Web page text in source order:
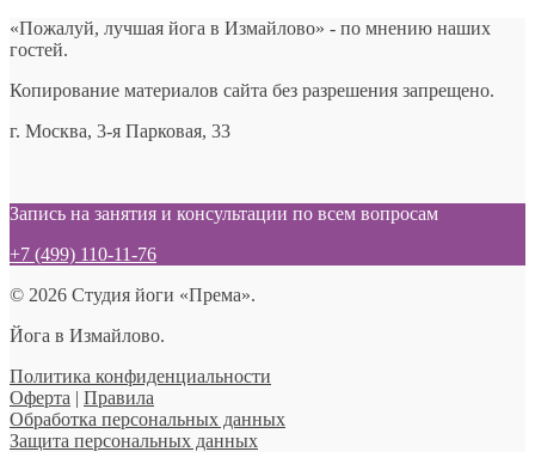
«Пожалуй, лучшая йога в Измайлово» - по мнению наших
гостей.
Копирование материалов сайта без разрешения запрещено.
г. Москва, 3-я Парковая, 33
Запись на занятия и консультации по всем вопросам
+7 (499) 110-11-76
© 2026 Студия йоги «Према».
Йога в Измайлово.
Политика конфиденциальности
Оферта | Правила
Обработка персональных данных
Защита персональных данных